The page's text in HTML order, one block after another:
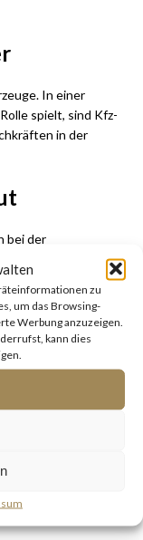
zu
um das Browsing-
Werbung anzuzeigen.
kann dies
In einer
spielt, sind Kfz-
in der
bei der
ist
Bedarf an
von
oder
qualifizierten